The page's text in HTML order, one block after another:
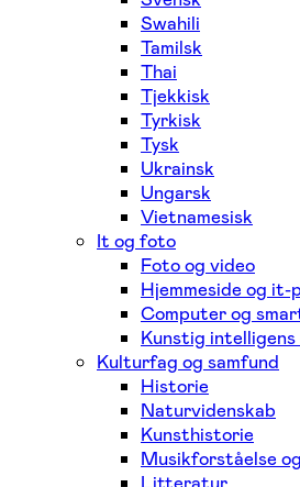
Swahili
Tamilsk
Thai
Tjekkisk
Tyrkisk
Tysk
Ukrainsk
Ungarsk
Vietnamesisk
It og foto
Foto og video
Hjemmeside og it-
Computer og
Kunstig intelligens
Kulturfag og samfund
Historie
Naturvidenskab
Kunsthistorie
Musikforståelse